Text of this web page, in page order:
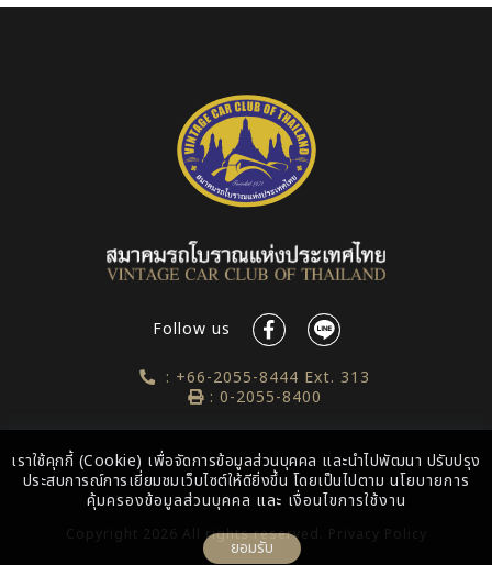
เราใช้คุกกี้ (Cookie) เพื่อจัดการข้อมูลส่วนบุคคล และนำไปพัฒนา ปรับปรุง
ประสบการณ์การเยี่ยมชมเว็บไซต์ให้ดียิ่งขึ้น โดยเป็นไปตาม นโยบายการ
คุ้มครองข้อมูลส่วนบุคคล และ เงื่อนไขการใช้งาน
ยอมรับ
Follow us
: +66-2055-8444 Ext. 313
: 0-2055-8400
2026 All rights reserved.